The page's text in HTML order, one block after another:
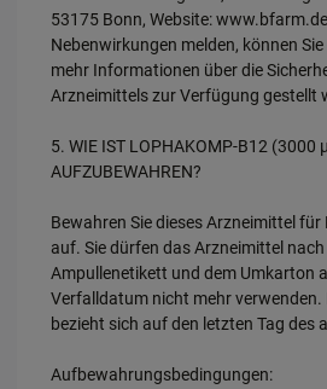
53175 Bonn, Website:
Nebenwirkungen melden, können
mehr Informationen über die
Arzneimittels zur Verfügung gestellt
5. WIE IST LOPHAKOMP-B12 (3000
AUFZUBEWAHREN?
Bewahren Sie dieses Arzneimittel
auf. Sie dürfen das Arzneimittel
Ampullenetikett und dem Umkarton
Verfalldatum nicht mehr
bezieht sich auf den letzten Tag des
Aufbewahrungsbedingungen: